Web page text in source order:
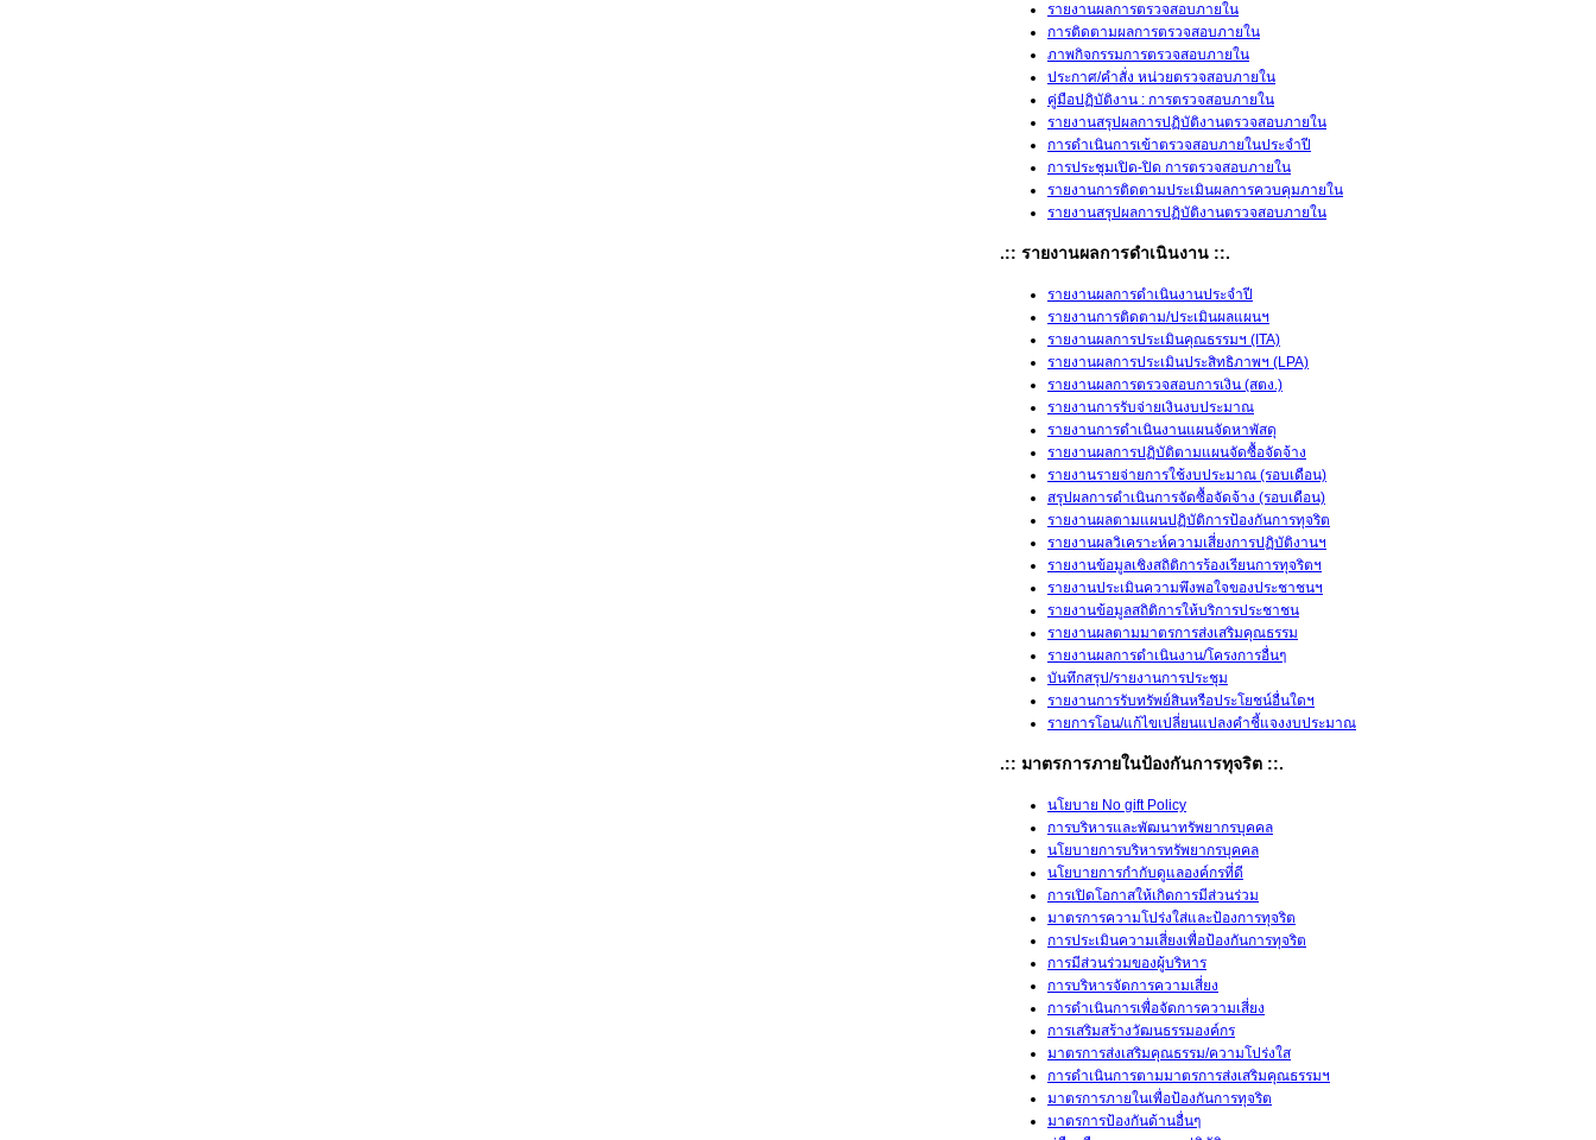
รายงานผลการตรวจสอบภายใน
การติดตามผลการตรวจสอบภายใน
ภาพกิจกรรมการตรวจสอบภายใน
ประกาศ/คำสั่ง หน่วยตรวจสอบภายใน
คู่มือปฏิบัติงาน : การตรวจสอบภายใน
รายงานสรุปผลการปฏิบัติงานตรวจสอบภายใน
การดำเนินการเข้าตรวจสอบภายในประจำปี
การประชุมเปิด-ปิด การตรวจสอบภายใน
รายงานการติดตามประเมินผลการควบคุมภายใน
รายงานสรุปผลการปฏิบัติงานตรวจสอบภายใน
.:: รายงานผลการดำเนินงาน ::.
รายงานผลการดำเนินงานประจำปี
รายงานการติดตาม/ประเมินผลแผนฯ
รายงานผลการประเมินคุณธรรมฯ (ITA)
รายงานผลการประเมินประสิทธิภาพฯ (LPA)
รายงานผลการตรวจสอบการเงิน (สตง.)
รายงานการรับจ่ายเงินงบประมาณ
รายงานการดำเนินงานแผนจัดหาพัสดุ
รายงานผลการปฏิบัติตามแผนจัดซื้อจัดจ้าง
รายงานรายจ่ายการใช้งบประมาณ (รอบเดือน)
สรุปผลการดำเนินการจัดซื้อจัดจ้าง (รอบเดือน)
รายงานผลตามแผนปฏิบัติการป้องกันการทุจริต
รายงานผลวิเคราะห์ความเสี่ยงการปฏิบัติงานฯ
รายงานข้อมูลเชิงสถิติการร้องเรียนการทุจริตฯ
รายงานประเมินความพึงพอใจของประชาชนฯ
รายงานข้อมูลสถิติการให้บริการประชาชน
รายงานผลตามมาตรการส่งเสริมคุณธรรม
รายงานผลการดำเนินงาน/โครงการอื่นๆ
บันทึกสรุป/รายงานการประชุม
รายงานการรับทรัพย์สินหรือประโยชน์อื่นใดฯ
รายการโอน/แก้ไขเปลี่ยนแปลงคำชี้แจงงบประมาณ
.:: มาตรการภายในป้องกันการทุจริต ::.
นโยบาย No gift Policy
การบริหารและพัฒนาทรัพยากรบุคคล
นโยบายการบริหารทรัพยากรบุคคล
นโยบายการกำกับดูแลองค์กรที่ดี
การเปิดโอกาสให้เกิดการมีส่วนร่วม
มาตรการความโปร่งใส่และป้องการทุจริต
การประเมินความเสี่ยงเพื่อป้องกันการทุจริต
การมีส่วนร่วมของผู้บริหาร
การบริหารจัดการความเสี่ยง
การดำเนินการเพื่อจัดการความเสี่ยง
การเสริมสร้างวัฒนธรรมองค์กร
มาตรการส่งเสริมคุณธรรม/ความโปร่งใส
การดำเนินการตามมาตรการส่งเสริมคุณธรรมฯ
มาตรการภายในเพื่อป้องกันการทุจริต
มาตรการป้องกันด้านอื่นๆ